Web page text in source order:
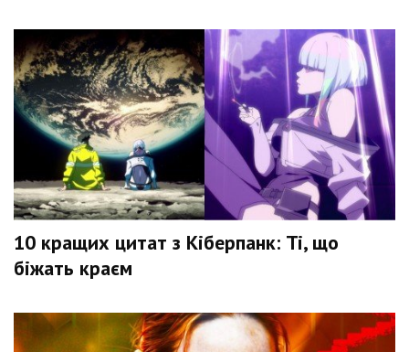
10 кращих цитат з Кіберпанк: Ті, що
біжать краєм